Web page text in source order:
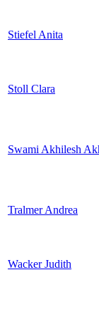
Stiefel Anita
Stoll Clara
Swami Akhilesh
Tralmer Andrea
Wacker Judith